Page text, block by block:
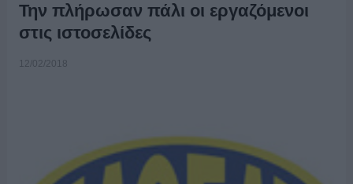
Την πλήρωσαν πάλι οι εργαζόμενοι
στις ιστοσελίδες
12/02/2018